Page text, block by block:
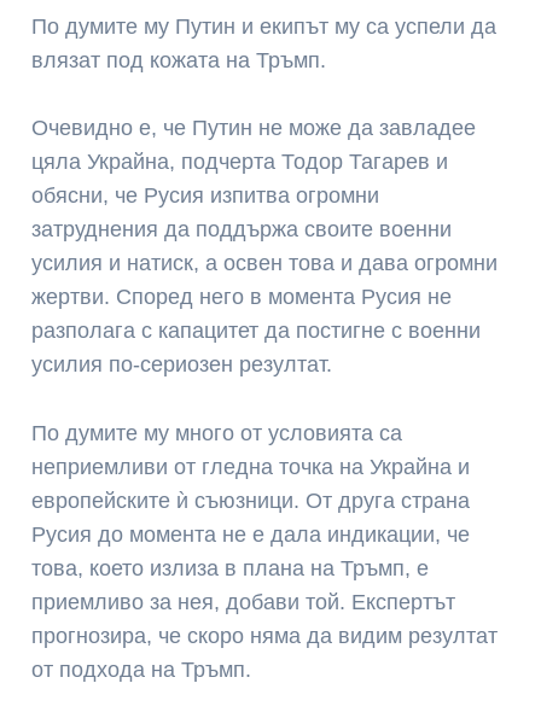
По думите му Путин и екипът му са успели да
влязат под кожата на Тръмп.
Очевидно е, че Путин не може да завладее
цяла Украйна, подчерта Тодор Тагарев и
обясни, че Русия изпитва огромни
затруднения да поддържа своите военни
усилия и натиск, а освен това и дава огромни
жертви. Според него в момента Русия не
разполага с капацитет да постигне с военни
усилия по-сериозен резултат.
По думите му много от условията са
неприемливи от гледна точка на Украйна и
европейските ѝ съюзници. От друга страна
Русия до момента не е дала индикации, че
това, което излиза в плана на Тръмп, е
приемливо за нея, добави той. Експертът
прогнозира, че скоро няма да видим резултат
от подхода на Тръмп.